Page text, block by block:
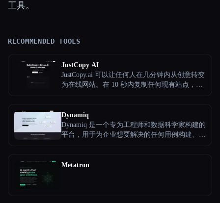
🎓
博客
比较工具
关于
工具。
RECOMMENDED TOOLS
JustCopy AI
JustCopy.ai 可以让任何人在几分钟内从创意转变
为在线网站。在 10 秒内复制任何现有站点，或
Dynamiq
Dynamiq 是一个专为工程师和数据科学家构建的
平台，用于为企业想要解决的任何用例构建、部
Metatron